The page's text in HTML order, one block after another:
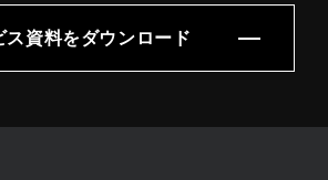
ス資料をダウンロード